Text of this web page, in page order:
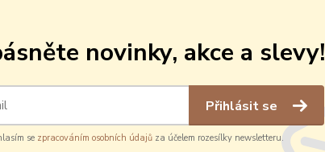
novinky, akce a slevy!
Přihlásit se
se zpracováním osobních údajůza účelem rozesílky newsletteru.